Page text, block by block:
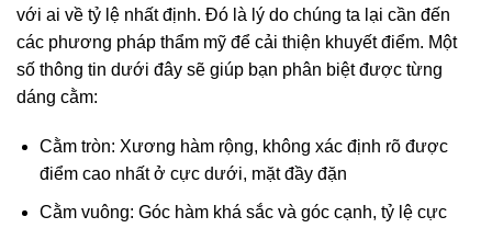
với ai về tỷ lệ nhất định. Đó là lý do chúng ta lại cần đến
các phương pháp thẩm mỹ để cải thiện khuyết điểm. Một
số thông tin dưới đây sẽ giúp bạn phân biệt được từng
dáng cằm:
Cằm tròn: Xương hàm rộng, không xác định rõ được
điểm cao nhất ở cực dưới, mặt đầy đặn
Cằm vuông: Góc hàm khá sắc và góc cạnh, tỷ lệ cực